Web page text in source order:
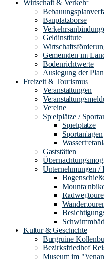
Wirtschaft & Verkehr
Bauplatzbörse
Geldinstitute
Gemeinden im
Bodenrichtwerte
Auslegung der
Freizeit & Tourismus
Veranstaltungen
Vereine
Spielplätze /
Spielplätze
Sportanlagen
Gaststätten
Unternehmungen /
Kultur & Geschichte
Burgruine
Bezirksfriedhof
Museum im